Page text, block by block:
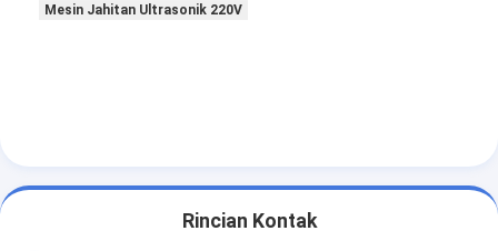
Filter Tas Hepa
Mesin Jahitan Ultrasonik 220V
Rincian Kontak